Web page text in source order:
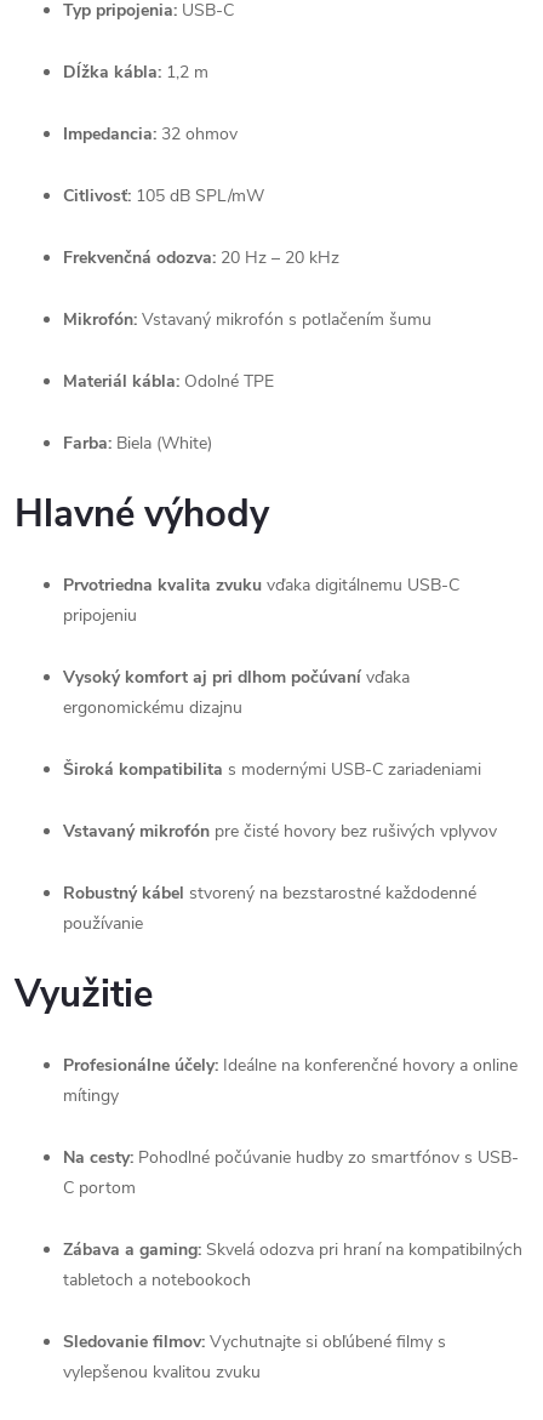
Typ pripojenia: USB-C
Dĺžka kábla: 1,2 m
Impedancia: 32 ohmov
Citlivosť: 105 dB SPL/mW
Frekvenčná odozva: 20 Hz – 20 kHz
Mikrofón: Vstavaný mikrofón s potlačením šumu
Materiál kábla: Odolné TPE
Farba: Biela (White)
Hlavné výhody
Prvotriedna kvalita zvuku vďaka digitálnemu USB-C
pripojeniu
Vysoký komfort aj pri dlhom počúvaní vďaka
ergonomickému dizajnu
Široká kompatibilita s modernými USB-C zariadeniami
Vstavaný mikrofón pre čisté hovory bez rušivých vplyvov
Robustný kábel stvorený na bezstarostné každodenné
používanie
Využitie
Profesionálne účely: Ideálne na konferenčné hovory a online
mítingy
Na cesty: Pohodlné počúvanie hudby zo smartfónov s USB-
C portom
Zábava a gaming: Skvelá odozva pri hraní na kompatibilných
tabletoch a notebookoch
Sledovanie filmov: Vychutnajte si obľúbené filmy s
vylepšenou kvalitou zvuku